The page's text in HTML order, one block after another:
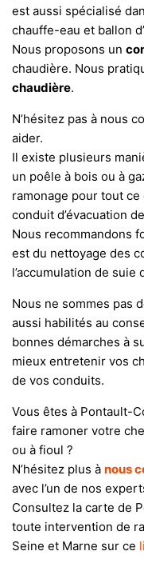
est aussi spécialisé
chauffe-eau et ballon
Nous proposons un
chaudière. Nous
chaudière.
N’hésitez pas à nous
aider.
Il existe plusieurs
un poêle à bois ou à
ramonage pour tout
conduit d’évacuation
Nous recommandons
est du nettoyage des
l’accumulation de
Nous ne sommes pas
aussi habilités au
bonnes démarches à
mieux entretenir vos
de vos conduits.
Vous êtes à Pontault-
faire ramoner votre
ou à fioul ?
N’hésitez plus à nous
avec l’un de nos
Consultez la carte de
toute intervention de
Seine et Marne sur ce